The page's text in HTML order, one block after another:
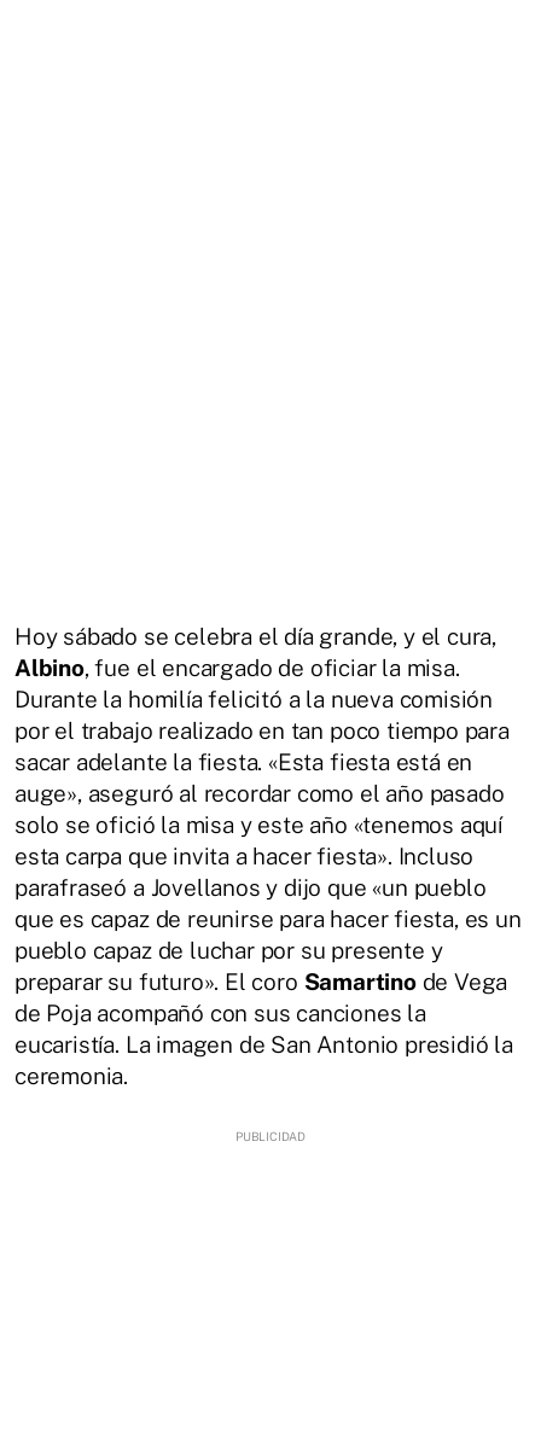
Hoy sábado se celebra el día grande, y el cura,
Albino, fue el encargado de oficiar la misa.
Durante la homilía felicitó a la nueva comisión
por el trabajo realizado en tan poco tiempo para
sacar adelante la fiesta. «Esta fiesta está en
auge», aseguró al recordar como el año pasado
solo se ofició la misa y este año «tenemos aquí
esta carpa que invita a hacer fiesta». Incluso
parafraseó a Jovellanos y dijo que «un pueblo
que es capaz de reunirse para hacer fiesta, es un
pueblo capaz de luchar por su presente y
preparar su futuro». El coro Samartinode Vega
de Poja acompañó con sus canciones la
eucaristía. La imagen de San Antonio presidió la
ceremonia.